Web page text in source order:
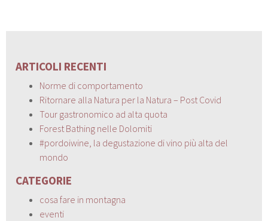
ARTICOLI RECENTI
Norme di comportamento
Ritornare alla Natura per la Natura – Post Covid
Tour gastronomico ad alta quota
Forest Bathing nelle Dolomiti
#pordoiwine, la degustazione di vino più alta del
mondo
CATEGORIE
cosa fare in montagna
eventi